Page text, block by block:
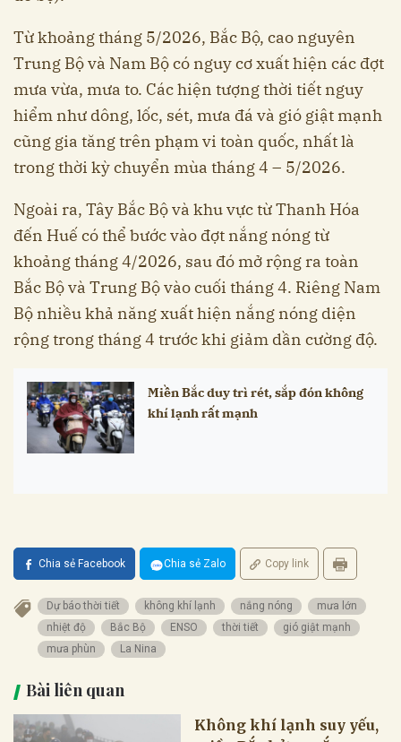
Từ khoảng tháng 5/2026, Bắc Bộ, cao nguyên
Trung Bộ và Nam Bộ có nguy cơ xuất hiện các đợt
mưa vừa, mưa to. Các hiện tượng thời tiết nguy
hiểm như dông, lốc, sét, mưa đá và gió giật mạnh
cũng gia tăng trên phạm vi toàn quốc, nhất là
trong thời kỳ chuyển mùa tháng 4 – 5/2026.
Ngoài ra, Tây Bắc Bộ và khu vực từ Thanh Hóa
đến Huế có thể bước vào đợt nắng nóng từ
khoảng tháng 4/2026, sau đó mở rộng ra toàn
Bắc Bộ và Trung Bộ vào cuối tháng 4. Riêng Nam
Bộ nhiều khả năng xuất hiện nắng nóng diện
rộng trong tháng 4 trước khi giảm dần cường độ.
Miền Bắc duy trì rét, sắp đón không
khí lạnh rất mạnh
Chia sẻ Facebook Chia sẻ Zalo Copy link
Dự báo thời tiết không khí lạnh nắng nóng
mưa lớn
nhiệt độ
Bắc Bộ ENSO thời tiết
gió giật mạnh
mưa phùn
La Nina
Bài liên quan
Không khí lạnh suy yếu,